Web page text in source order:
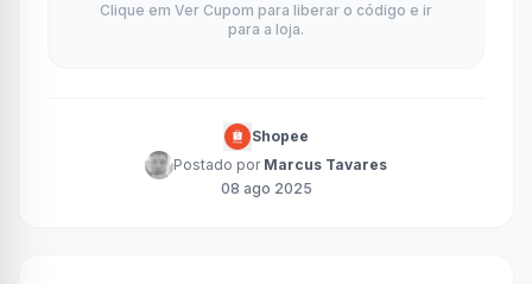
Clique em Ver Cupom para liberar o código e ir
para a loja.
Shopee
Postado por Marcus Tavares
08 ago 2025